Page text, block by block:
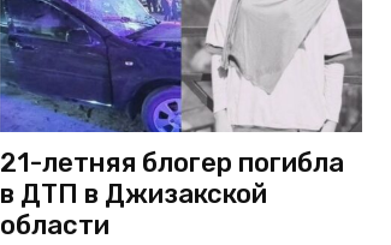
21-летняя блогер погибла
в ДТП в Джизакской
области